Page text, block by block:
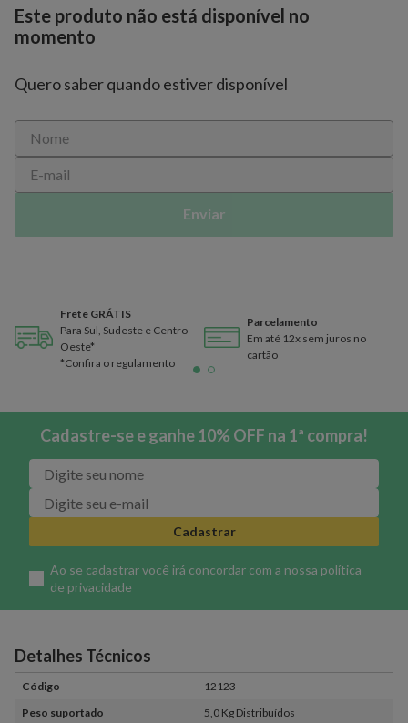
Este produto não está disponível no
momento
Quero saber quando estiver disponível
Enviar
Frete GRÁTIS
Para Sul, Sudeste e Centro-
Oeste*
*Confira o regulamento
Parcelamento
Em até 12x sem juros no
cartão
Cadastre-se e ganhe 10% OFF na 1ª compra!
Cadastrar
Ao se cadastrar você irá concordar com a nossa política
de privacidade
Detalhes Técnicos
Código
12123
Peso suportado
5,0 Kg Distribuídos